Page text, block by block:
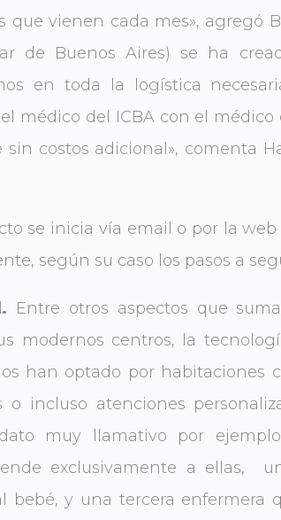
que vienen cada mes», agregó
de Buenos Aires) se ha
en toda la logística
médico del ICBA con el médico
sin costos adicional», comenta
se inicia vía email o por la
según su caso los pasos a
Entre otros aspectos que
modernos centros, la
han optado por habitaciones
o incluso atenciones
muy llamativo por
exclusivamente a ellas,
bebé, y una tercera enfermera